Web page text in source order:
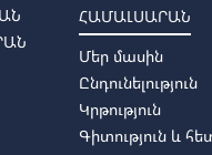
ՀԱՄԱԼՍԱՐԱՆ
Մեր մասին
Ընդունելություն
Կրթություն
Գիտություն և